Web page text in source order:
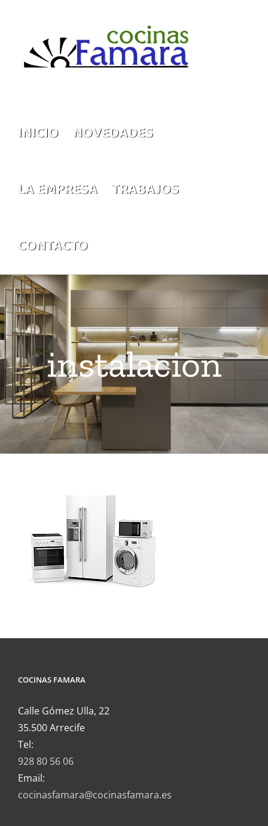
contenido
INICIO NOVEDADES
LA EMPRESA TRABAJOS
CONTACTO
instalacion
COCINAS FAMARA
Calle Gómez Ulla, 22
35.500 Arrecife
Tel:
928 80 56 06
Email:
cocinasfamara@cocinasfamara.es